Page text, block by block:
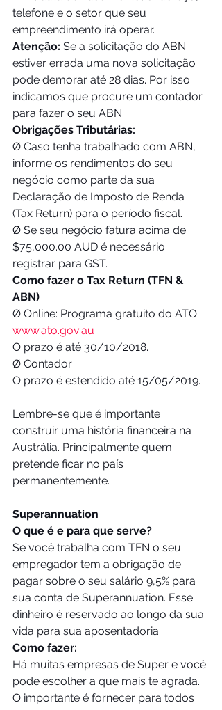
telefone e o setor que seu
empreendimento irá operar.
Atenção: Se a solicitação do ABN
estiver errada uma nova solicitação
pode demorar até 28 dias. Por isso
indicamos que procure um contador
para fazer o seu ABN.
Obrigações Tributárias:
Ø Caso tenha trabalhado com ABN,
informe os rendimentos do seu
negócio como parte da sua
Declaração de Imposto de Renda
(Tax Return) para o período fiscal.
Ø Se seu negócio fatura acima de
$75,000.00 AUD é necessário
registrar para GST.
Como fazer o Tax Return (TFN &
ABN)
Ø Online: Programa gratuito do ATO.
www.ato.gov.au
O prazo é até 30/10/2018.
Ø Contador
O prazo é estendido até 15/05/2019.
Lembre-se que é importante
construir uma história financeira na
Austrália. Principalmente quem
pretende ficar no país
permanentemente.
Superannuation
O que é e para que serve?
Se você trabalha com TFN o seu
empregador tem a obrigação de
pagar sobre o seu salário 9,5% para
sua conta de Superannuation. Esse
dinheiro é reservado ao longo da sua
vida para sua aposentadoria.
Como fazer:
Há muitas empresas de Super e você
pode escolher a que mais te agrada.
O importante é fornecer para todos